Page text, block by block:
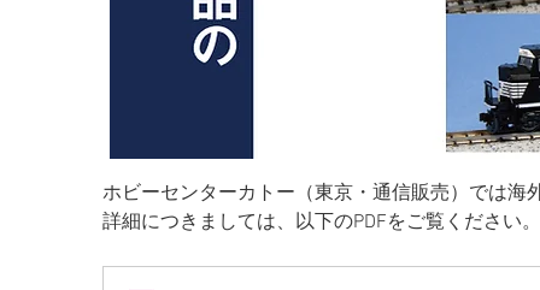
ホビーセンターカトー（東京・通信販売）では海
詳細につきましては、以下のPDFをご覧ください。